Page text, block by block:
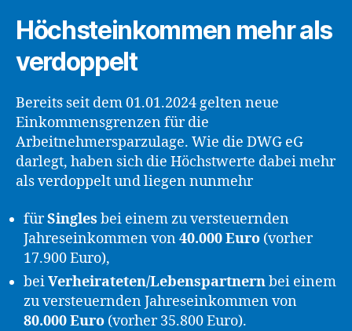
Höchsteinkommen mehr als
verdoppelt
Bereits seit dem 01.01.2024 gelten neue
Einkommensgrenzen für die
Arbeitnehmersparzulage. Wie die DWG eG
darlegt, haben sich die Höchstwerte dabei mehr
als verdoppelt und liegen nunmehr
fürSingles bei einem zu versteuernden
Jahreseinkommen von40.000 Euro (vorher
17.900 Euro),
beiVerheirateten/Lebenspartnernbei einem
zu versteuernden Jahreseinkommen von
80.000 Euro (vorher 35.800 Euro).